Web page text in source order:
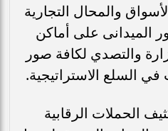
والمحال التجارية
الميدانى على أماكن
والتصدي لكافة صور
السلع الاستراتيجية.
الحملات الرقابية